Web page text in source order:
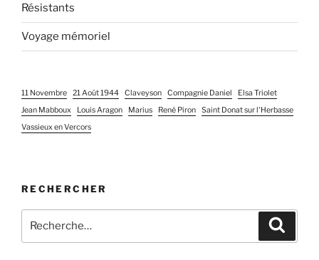
Résistants
Voyage mémoriel
11 Novembre 21 Août 1944 Claveyson Compagnie Daniel
Elsa Triolet
Jean Mabboux
Louis Aragon Marius René Piron
Saint Donat sur l'Herbasse
Vassieux en Vercors
RECHERCHER
pour